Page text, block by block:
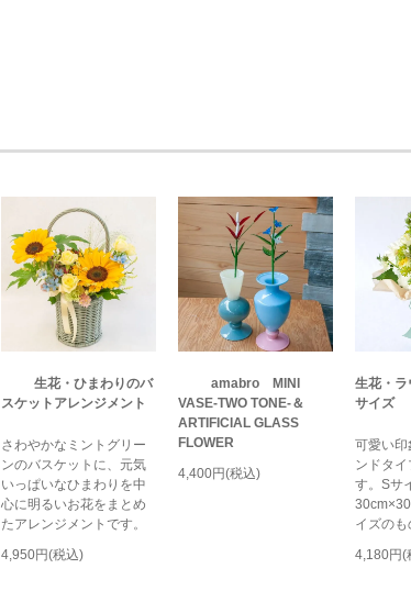
生花・ひまわりのバ
スケットアレンジメント
さわやかなミントグリー
ンのバスケットに、元気
いっぱいなひまわりを中
心に明るいお花をまとめ
たアレンジメントです。
4,950円(税込)
amabro MINI
VASE-TWO TONE-＆
ARTIFICIAL GLASS
FLOWER
4,400円(税込)
生花・ラ
サイズ
可愛い印
ンドタ
す。S
イズの
4,180円(